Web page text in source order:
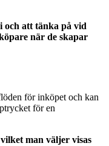
och att tänka på vid
när de skapar
för inköpet och kan
för en
man väljer visas